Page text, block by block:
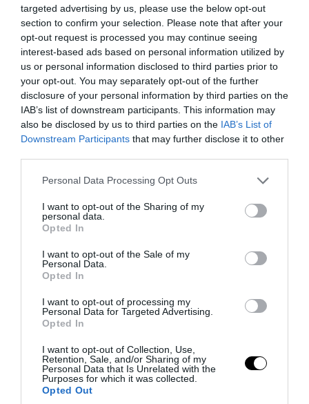
targeted advertising by us, please use the below opt-out
section to confirm your selection. Please note that after your
opt-out request is processed you may continue seeing
interest-based ads based on personal information utilized by
us or personal information disclosed to third parties prior to
your opt-out. You may separately opt-out of the further
disclosure of your personal information by third parties on the
IAB’s list of downstream participants. This information may
also be disclosed by us to third parties on the IAB’s List of
Downstream Participants that may further disclose it to other
Please note that this website/app uses one or more Google
not limited to your visit or usage behaviour. You may click to
grant or deny consent to Google and its third-party tags to
use your data for below specified purposes in below Google
consent section.
Personal Data Processing Opt Outs
I want to opt-out of the Sharing of my
personal data.
Opted In
I want to opt-out of the Sale of my
Personal Data.
Opted In
I want to opt-out of processing my
Personal Data for Targeted Advertising.
Opted In
I want to opt-out of Collection, Use,
Retention, Sale, and/or Sharing of my
Personal Data that Is Unrelated with the
Purposes for which it was collected.
Opted Out
μέλος της οργάνωσης του «Έντικ» –
Συμμετείχε σε εκβιασμούς &
ξυλοδαρμούς
08.08.2026 | 13:46
Νοσοκομείο «Ερυθρός Σταυρός»: Ασθενής
επιτέθηκε και κτύπησε γιατρό
08.08.2026 | 13:36